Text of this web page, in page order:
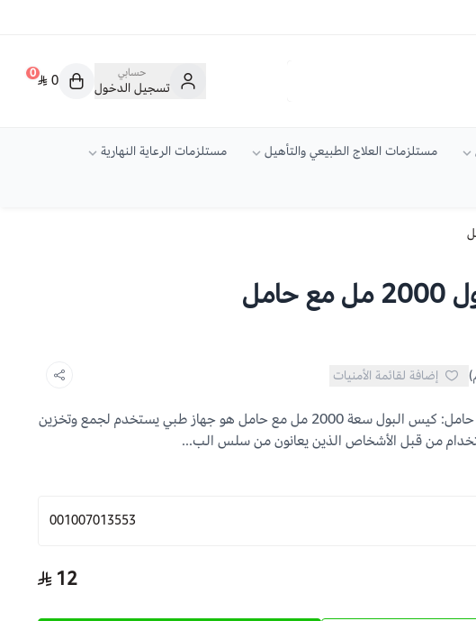
حسابي
تسجيل الدخول
0 0
مستلزمات العلاج الطبيعي والتأهيل
مستلزمات الرعاية النهارية
إضافة لقائمة الأمنيات
كيس بول 2000 مل مع حامل: كيس البول سعة 2000 مل مع حامل هو جهاز طبي يستخدم لجمع وتخزين
من قبل الأشخاص الذين يعانون من سلس الب...
001007013553
12